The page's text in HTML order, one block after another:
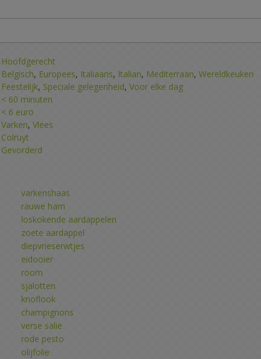
Hoofdgerecht
Belgisch, Europees, Italiaans, Italian, Mediterraan, Wereldkeuken
Feestelijk, Speciale gelegenheid, Voor elke dag
< 60 minuten
< 6 euro
Varken, Vlees
Colruyt
Gevorderd
varkenshaas
rauwe ham
loskokende aardappelen
zoete aardappel
diepvrieserwtjes
eidooier
room
sjalotten
knoflook
champignons
verse salie
rode pesto
olijfolie